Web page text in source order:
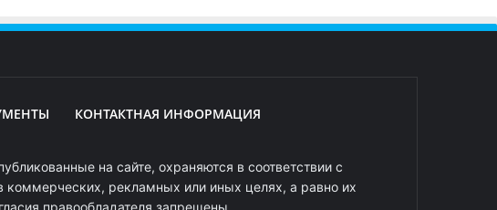
КОНТАКТНАЯ ИНФОРМАЦИЯ
на сайте, охраняются в соответствии с
коммерческих, рекламных или иных целях, а равно их
правообладателя запрещены.